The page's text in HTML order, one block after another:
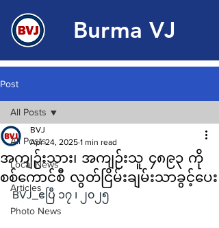
Burma VJ
Post
All Posts
Local News
Articles
Photo News
All Posts
အကျဉ်းသား၊ အကျဉ်းသူ ၄၈၉၃ ကို
စစ်ကောင်စီ လွတ်ငြိမ်းချမ်းသာခွင့်ပေး
BVJ
Apr 24, 2025 1 min read
BVJ_ဧပြီ ၁၇ ၊ ၂၀၂၅